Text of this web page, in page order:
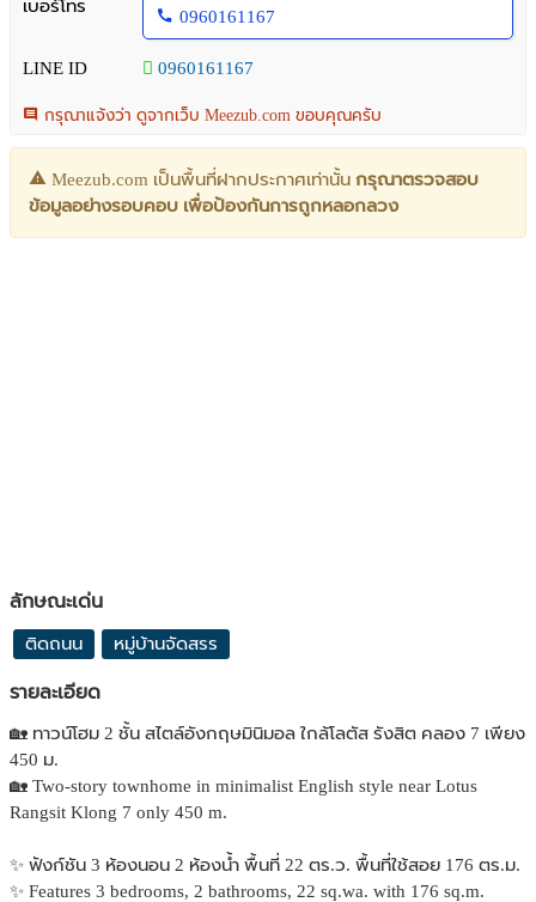
เบอร์โทร
0960161167
LINE ID 0960161167
กรุณาแจ้งว่า ดูจากเว็บ Meezub.com ขอบคุณครับ
Meezub.com เป็นพื้นที่ฝากประกาศเท่านั้น กรุณาตรวจสอบ
ข้อมูลอย่างรอบคอบ เพื่อป้องกันการถูกหลอกลวง
ลักษณะเด่น
ติดถนน หมู่บ้านจัดสรร
รายละเอียด
🏡 ทาวน์โฮม 2 ชั้น สไตล์อังกฤษมินิมอล ใกล้โลตัส รังสิต คลอง 7 เพียง
450 ม.
🏡 Two-story townhome in minimalist English style near Lotus
Rangsit Klong 7 only 450 m.
✨ ฟังก์ชัน 3 ห้องนอน 2 ห้องน้ำ พื้นที่ 22 ตร.ว. พื้นที่ใช้สอย 176 ตร.ม.
✨ Features 3 bedrooms, 2 bathrooms, 22 sq.wa. with 176 sq.m.